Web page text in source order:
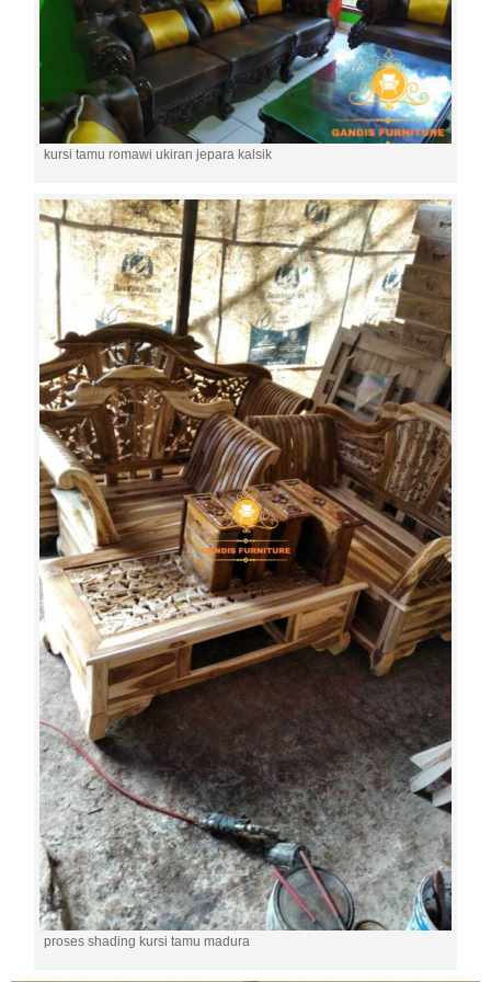
kursi tamu romawi ukiran jepara kalsik
proses shading kursi tamu madura